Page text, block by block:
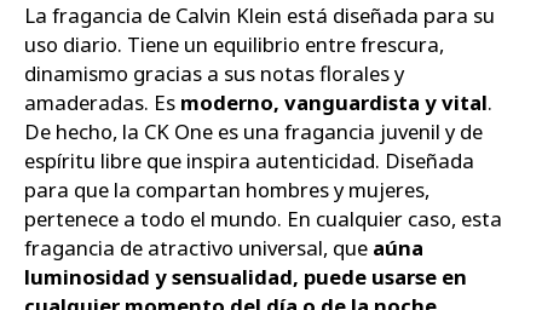
La fragancia de Calvin Klein está diseñada para su
uso diario. Tiene un equilibrio entre frescura,
dinamismo gracias a sus notas florales y
amaderadas. Es moderno, vanguardista y vital.
De hecho, la CK One es una fragancia juvenil y de
espíritu libre que inspira autenticidad. Diseñada
para que la compartan hombres y mujeres,
pertenece a todo el mundo. En cualquier caso, esta
fragancia de atractivo universal, que aúna
luminosidad y sensualidad, puede usarse en